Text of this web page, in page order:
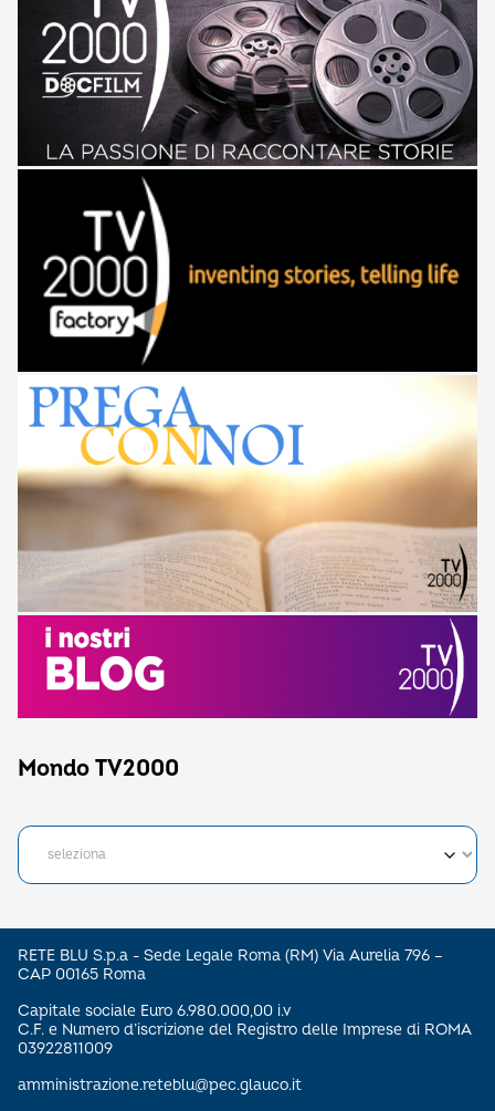
Mondo TV2000
RETE BLU S.p.a - Sede Legale Roma (RM) Via Aurelia 796 –
CAP 00165 Roma
Capitale sociale Euro 6.980.000,00 i.v
C.F. e Numero d’iscrizione del Registro delle Imprese di ROMA
03922811009
amministrazione.reteblu@pec.glauco.it